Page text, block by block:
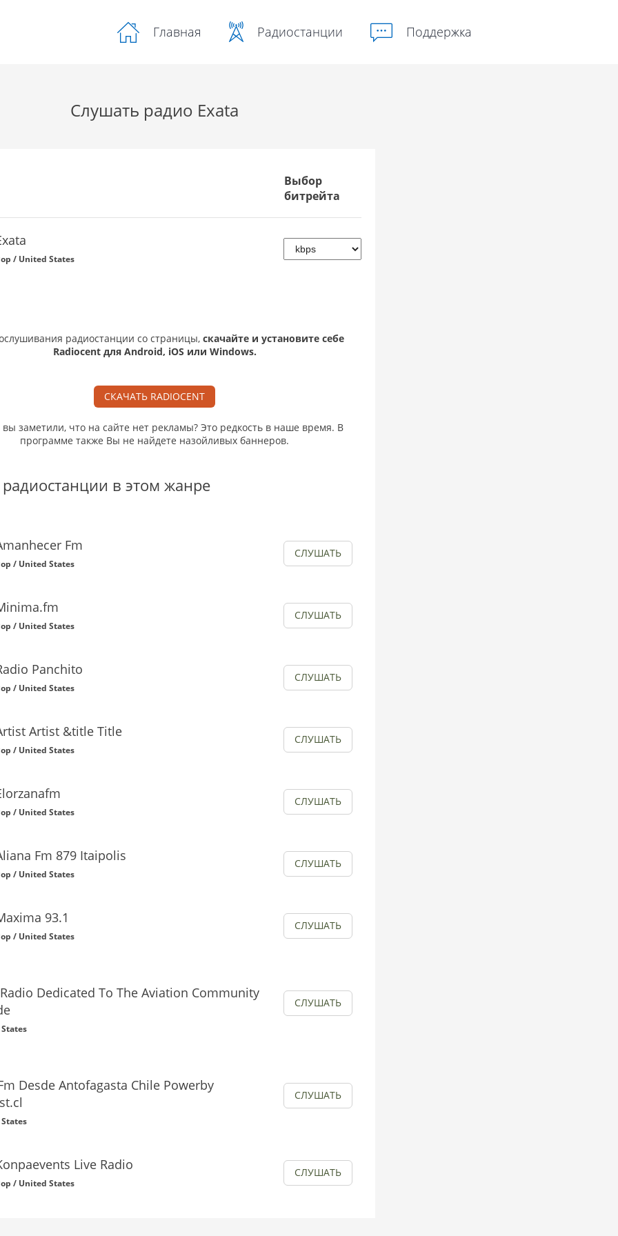
Главная Радиостанции Поддержка
Слушать радио Exata
Выбор
битрейта
/ United States
радиостанции со страницы, скачайте и установите себе
Radiocent для Android, iOS или Windows.
СКАЧАТЬ RADIOCENT
вы заметили, что на сайте нет рекламы? Это редкость в наше время. В
программе также Вы не найдете назойливых баннеров.
в этом жанре
Fm
/ United States
СЛУШАТЬ
/ United States
СЛУШАТЬ
Panchito
/ United States
СЛУШАТЬ
Artist &title Title
/ United States
СЛУШАТЬ
/ United States
СЛУШАТЬ
Fm 879 Itaipolis
/ United States
СЛУШАТЬ
93.1
/ United States
СЛУШАТЬ
Dedicated To The Aviation Community
СЛУШАТЬ
Desde Antofagasta Chile Powerby
СЛУШАТЬ
Live Radio
/ United States
СЛУШАТЬ